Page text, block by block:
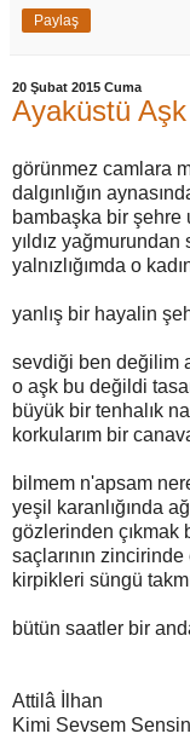
Paylaş
20 Şubat 2015 Cuma
Ayaküstü Aşk
görünmez camlara
dalgınlığın
bambaşka bir şehre
yıldız yağmurundan
yalnızlığımda o
yanlış bir hayalin
sevdiği ben değilim
o aşk bu değildi
büyük bir tenhalık
korkularım bir
bilmem n'apsam
yeşil karanlığında
gözlerinden çıkmak
saçlarının zincirinde
kirpikleri süngü
bütün saatler bir
Attilâ İlhan
Kimi Sevsem Sensin